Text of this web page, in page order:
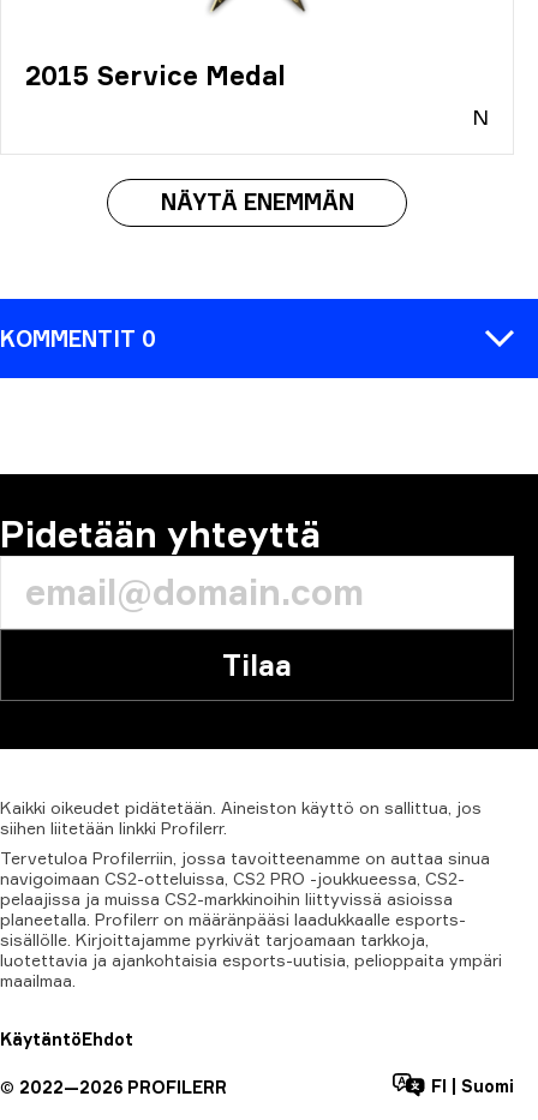
2015 Service Medal
N
NÄYTÄ ENEMMÄN
KOMMENTIT 0
Pidetään yhteyttä
Tilaa
Kaikki oikeudet pidätetään. Aineiston käyttö on sallittua, jos
siihen liitetään linkki Profilerr.
Tervetuloa Profilerriin, jossa tavoitteenamme on auttaa sinua
navigoimaan CS2-otteluissa, CS2 PRO -joukkueessa, CS2-
pelaajissa ja muissa CS2-markkinoihin liittyvissä asioissa
planeetalla. Profilerr on määränpääsi laadukkaalle esports-
sisällölle. Kirjoittajamme pyrkivät tarjoamaan tarkkoja,
luotettavia ja ajankohtaisia esports-uutisia, pelioppaita ympäri
maailmaa.
KäytäntöEhdot
© 2022—2026 PROFILERR FI Suomi